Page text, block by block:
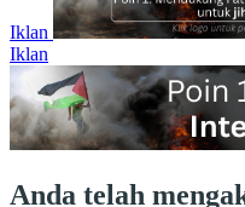
Iklan
Iklan
Anda telah